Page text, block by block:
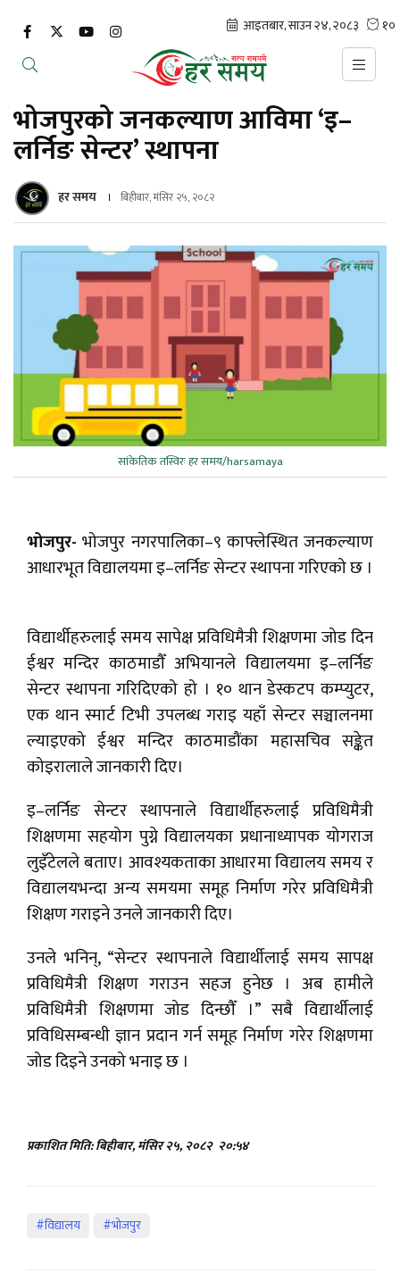
भोजपुरको जनकल्याण आविमा ‘इ–
लर्निङ सेन्टर’ स्थापना
हर समय बिहीबार, मंसिर २५, २०८२
सांकेतिक तस्विरः हर समय/harsamaya
भोजपुर- भोजपुर नगरपालिका–९ काफ्लेस्थित जनकल्याण
आधारभूत विद्यालयमा इ–लर्निङ सेन्टर स्थापना गरिएको छ ।
विद्यार्थीहरुलाई समय सापेक्ष प्रविधिमैत्री शिक्षणमा जोड दिन
ईश्वर मन्दिर काठमाडौँ अभियानले विद्यालयमा इ–लर्निङ
सेन्टर स्थापना गरिदिएको हो । १० थान डेस्कटप कम्प्युटर,
एक थान स्मार्ट टिभी उपलब्ध गराइ यहाँ सेन्टर सञ्चालनमा
ल्याइएको ईश्वर मन्दिर काठमाडौंका महासचिव सङ्केत
कोइरालाले जानकारी दिए।
इ–लर्निङ सेन्टर स्थापनाले विद्यार्थीहरुलाई प्रविधिमैत्री
शिक्षणमा सहयोग पुग्ने विद्यालयका प्रधानाध्यापक योगराज
लुइँटेलले बताए। आवश्यकताका आधारमा विद्यालय समय र
विद्यालयभन्दा अन्य समयमा समूह निर्माण गरेर प्रविधिमैत्री
शिक्षण गराइने उनले जानकारी दिए।
उनले भनिन्, “सेन्टर स्थापनाले विद्यार्थीलाई समय सापक्ष
प्रविधिमैत्री शिक्षण गराउन सहज हुनेछ । अब हामीले
प्रविधिमैत्री शिक्षणमा जोड दिन्छौँ ।” सबै विद्यार्थीलाई
प्रविधिसम्बन्धी ज्ञान प्रदान गर्न समूह निर्माण गरेर शिक्षणमा
जोड दिइने उनको भनाइ छ ।
प्रकाशित मिति: बिहीबार, मंसिर २५, २०८२ २०:५४
#विद्यालय #भोजपुर